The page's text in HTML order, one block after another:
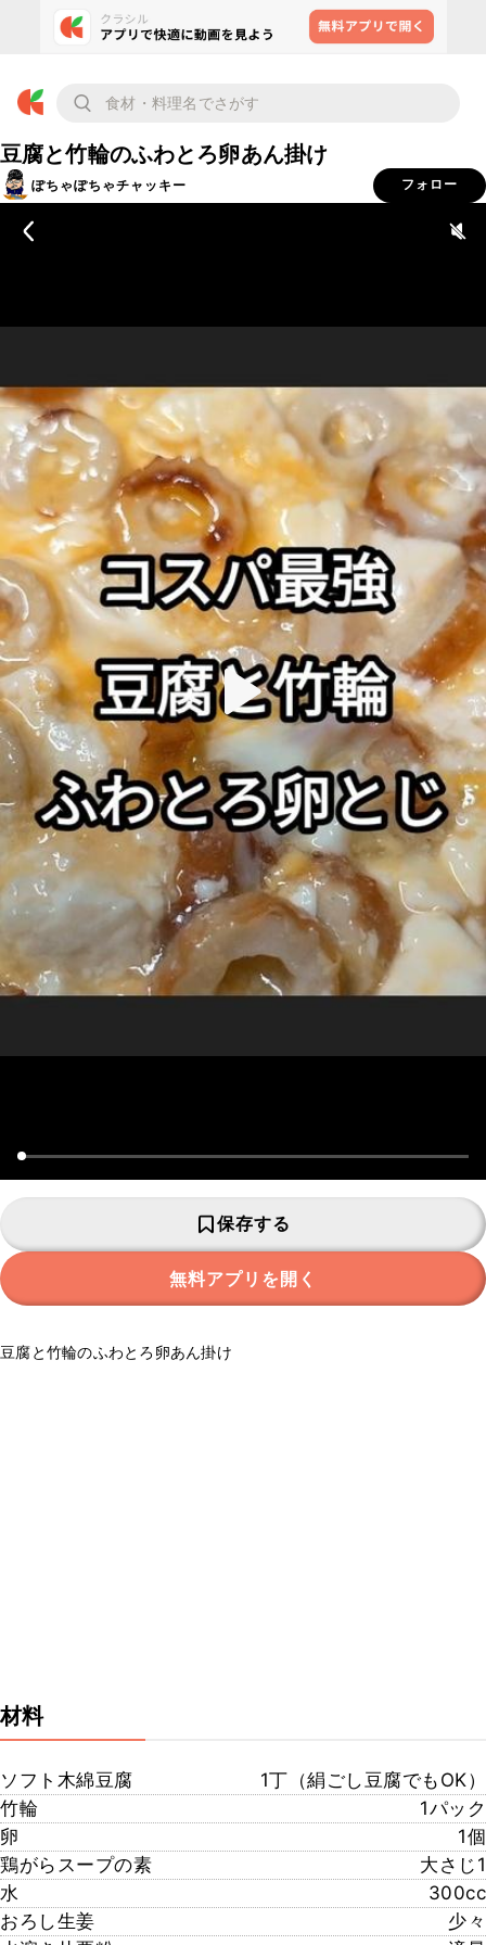
豆腐と竹輪のふわとろ卵あん掛け
ぽちゃぽちゃチャッキー フォロー
保存する
無料アプリを開く
豆腐と竹輪のふわとろ卵あん掛け
材料
ソフト木綿豆腐
1丁（絹ごし豆腐でもOK）
竹輪
1パック
卵
1個
鶏がらスープの素
大さじ1
水
300cc
おろし生姜
少々